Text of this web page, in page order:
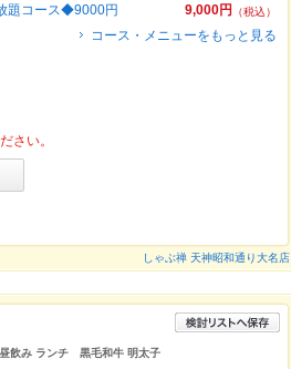
9,000円
（税込）
題コース◆9000円
コース・メニューをもっと見る
さい。
しゃぶ禅 天神昭和通り大名店
飲み ランチ 黒毛和牛 明太子